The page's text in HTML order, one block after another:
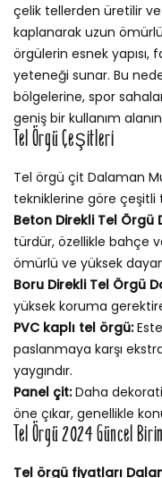
çelik tellerden üretilir
kaplanarak uzun
örgülerin esnek yapısı,
yeteneği sunar. Bu
bölgelerine, spor
geniş bir kullanım
Tel Örgü Çeşitleri
Tel örgü çit Dalaman
tekniklerine göre
Beton Direkli Tel Örgü
türdür, özellikle bahçe
ömürlü ve yüksek
Boru Direkli Tel Örgü
yüksek koruma
PVC kaplı tel örgü:
paslanmaya karşı
yaygındır.
Panel çit:Daha
öne çıkar, genellikle
Tel Örgü 2024 Güncel
Tel örgü fiyatları